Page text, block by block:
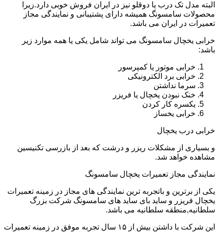
البته مدل تک درب یا دوقلو نیز در ایران فروش خوبی دارد.زیرا
محصولات سامسونگ همیشه دارای پشتیبانی و نمایندگی مجاز
تعمیرات در ایران می باشد.
خرابی یخچال سامسونگ می تواند شامل یکی یا همه موارد زیر
باشد:
خرابی موتور یا کمپرسور
خرابی برد الکترونیکی
سرما نداشتن
خنک نبودن یخچال یا فریزر
یکسره کار کردن
خرابی یخساز
خرابی درب یخچال
و بسیاری از مشکلات ریزر و درشت که بعد از بازرسی تکنیسین
مشاهده خواهد شد.
نمایندگی مجاز تعمیرات یخچال سامسونگ
یکی از برترین و باتجربه ترین نمایندگی های مجاز در زمینه تعمیرات
یخچال فریزر و ساید بای ساید های سامسونگ شرکت بزرگ
سلطانیه,منطقه سلطانیه می باشد.
این شرکت با داشتن بیش از ۱۵ سال تجربه موفق در زمینه تعمیرات